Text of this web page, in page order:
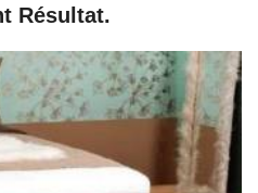
Résultat.